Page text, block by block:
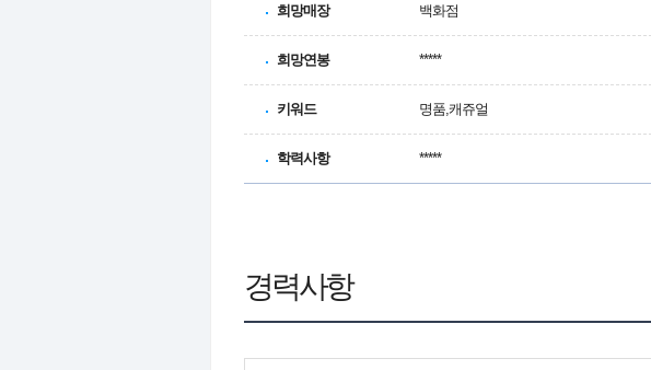
희망매장 백화점
희망연봉 *****
키워드 명품,캐쥬얼
학력사항 *****
경력사항